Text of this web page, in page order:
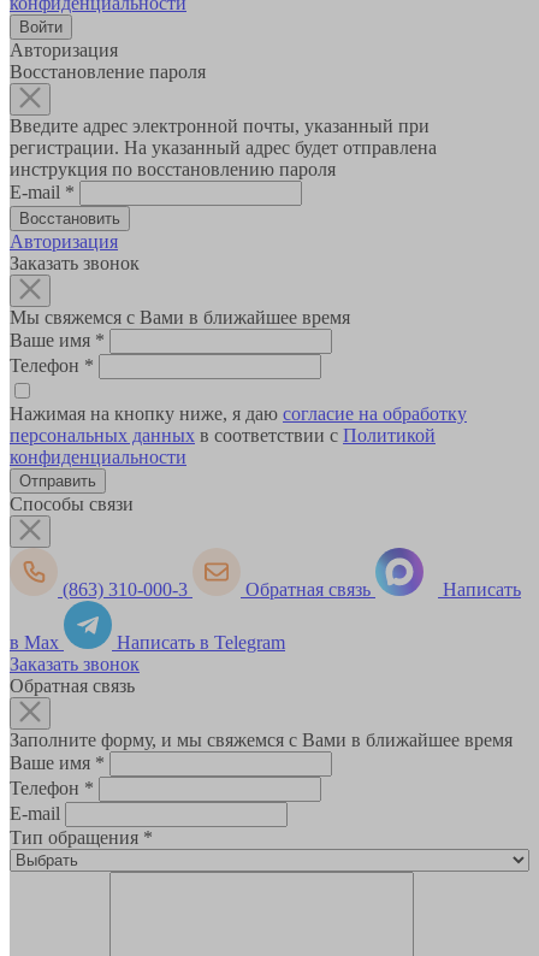
Авторизация
Восстановление пароля
Введите адрес электронной почты, указанный при
регистрации. На указанный адрес будет отправлена
инструкция по восстановлению пароля
E-mail *
Авторизация
Заказать звонок
Мы свяжемся с Вами в ближайшее время
Ваше имя *
Телефон *
Нажимая на кнопку ниже, я даю согласие на обработку
персональных данных в соответствии с Политикой
конфиденциальности
Способы связи
(863) 310-000-3 Обратная связь Написать
в Max
Написать в Telegram
Заказать звонок
Обратная связь
Заполните форму, и мы свяжемся с Вами в ближайшее время
Ваше имя *
Телефон *
E-mail
Тип обращения *